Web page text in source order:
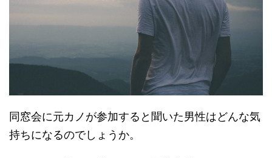
同窓会に元カノが参加すると聞いた男性はどんな気
持ちになるのでしょうか。